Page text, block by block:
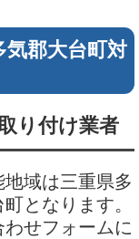
郡大台町対
り付け業者
地域は三重県多
となります。
わせフォームに